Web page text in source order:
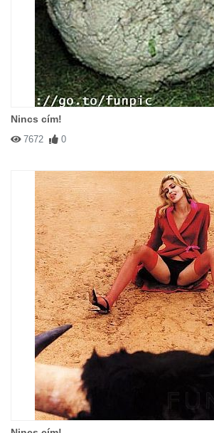
Nincs cím!
7672 0